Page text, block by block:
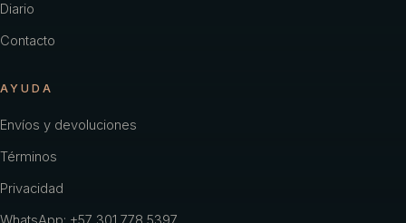
Diario
Contacto
AYUDA
Envíos y devoluciones
Términos
Privacidad